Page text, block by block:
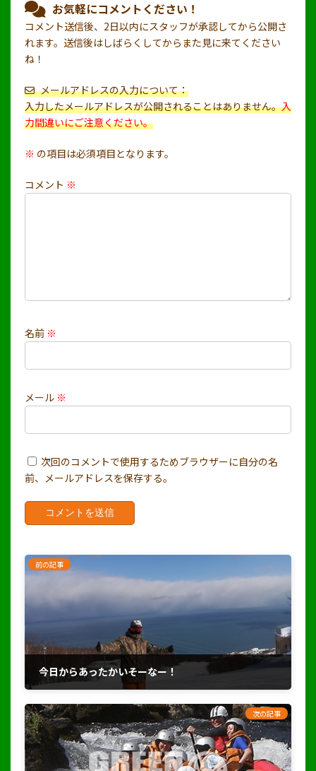
お気軽にコメントください！
コメント送信後、2日以内にスタッフが承認してから公開さ
れます。送信後はしばらくしてからまた見に来てください
ね！
メールアドレスの入力について：
入力したメールアドレスが公開されることはありません。入
力間違いにご注意ください。
※ の項目は必須項目となります。
コメント ※
名前 ※
メール ※
次回のコメントで使用するためブラウザーに自分の名
前、メールアドレスを保存する。
前の記事
今日からあったかいそーなー！
次の記事